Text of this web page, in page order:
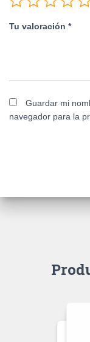
Tu valoración *
Guardar mi
navegador para la